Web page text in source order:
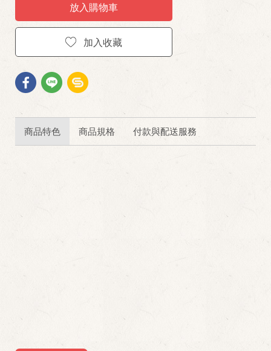
放入購物車
加入收藏
商品特色 商品規格 付款與配送服務